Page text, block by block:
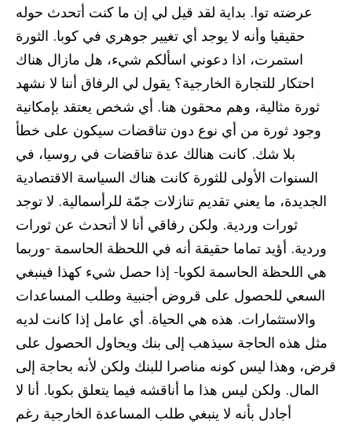
عرضته توا. بداية لقد قيل لي إن ما كنت أتحدث حوله
حقيقيا وأنه لا يوجد أي تغيير جوهري في كوبا. الثورة
استمرت، اذا دعوني اسألكم شيء، هل مازال هناك
احتكار للتجارة الخارجية؟ يقول لي الرفاق أننا لا نشهد
ثورة مثالية، وهم محقون هنا. أي شخص يعتقد بإمكانية
وجود ثورة من أي نوع دون تناقضات سيكون على خطأ
بلا شك. كانت هنالك عدة تناقضات في روسيا، في
السنوات الأولى للثورة كانت هناك السياسة الاقتصادية
الجديدة، ما يعني تقديم تنازلات جمّة للرأسمالية. لا توجد
ثورات وردية. ولكن رفاقي أنا لا أتحدث عن ثورات
وردية. أؤيد تماما حقيقة أنه في اللحظة الحاسمة -وربما
هي اللحظة الحاسمة لكوبا- إذا حصل شيء كهذا فينبغي
السعي للحصول على قروض أجنبية وطلب المساعدات
والاستثمارات. هذه هي الحياة. أي عامل إذا كانت لديه
مثل هذه الحاجة سيذهب إلى بنك ويحاول الحصول على
قرض، وهذا ليس كونه مناصرا للبنك ولكن لأنه بحاجة إلى
المال. ولكن ليس هذا ما أناقشه فيما يتعلق بكوبا. أنا لا
أجادل بأنه لا ينبغي طلب المساعدة الخارجية رغم